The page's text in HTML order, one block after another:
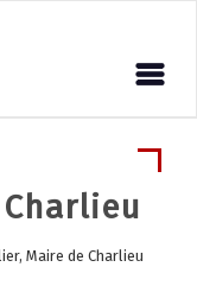
Maire de Charlieu